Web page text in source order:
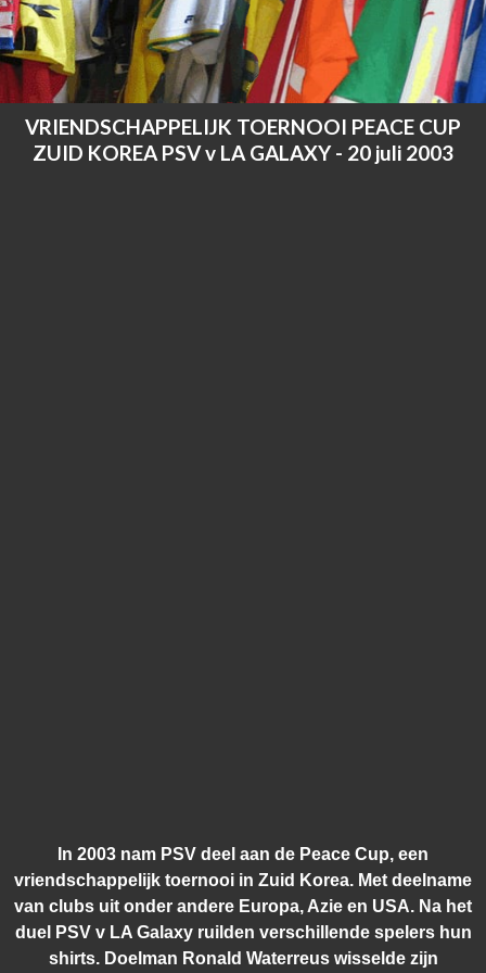
VRIENDSCHAPPELIJK TOERNOOI PEACE CUP
ZUID KOREA PSV v LA GALAXY - 20 juli 2003
In 2003 nam PSV deel aan de Peace Cup, een
vriendschappelijk toernooi in Zuid Korea. Met deelname
van clubs uit onder andere Europa, Azie en USA. Na het
duel PSV v LA Galaxy ruilden verschillende spelers hun
shirts. Doelman Ronald Waterreus wisselde zijn